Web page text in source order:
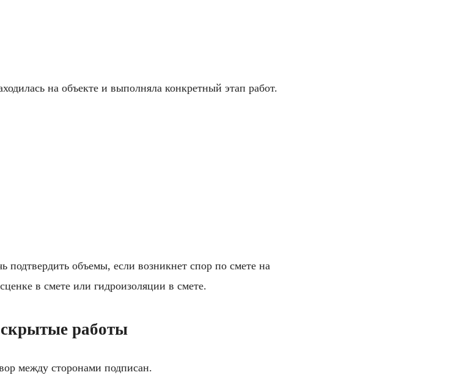
на объекте и выполняла конкретный этап работ.
объемы, если возникнет спор по смете на
в смете или гидроизоляции в смете.
работы
между сторонами подписан.